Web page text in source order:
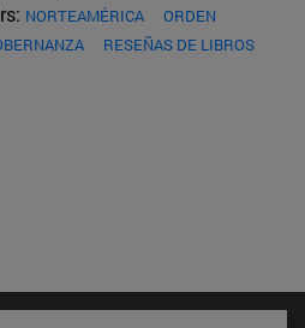
NORTEAMÉRICA
ORDEN
RESEÑAS DE LIBROS